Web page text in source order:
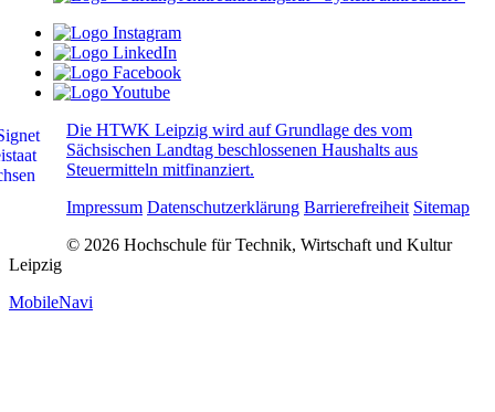
Die HTWK Leipzig wird auf Grundlage des vom
Sächsischen Landtag beschlossenen Haushalts aus
Steuermitteln mitfinanziert.
Impressum Datenschutzerklärung Barrierefreiheit Sitemap
© 2026 Hochschule für Technik, Wirtschaft und Kultur
Leipzig
MobileNavi